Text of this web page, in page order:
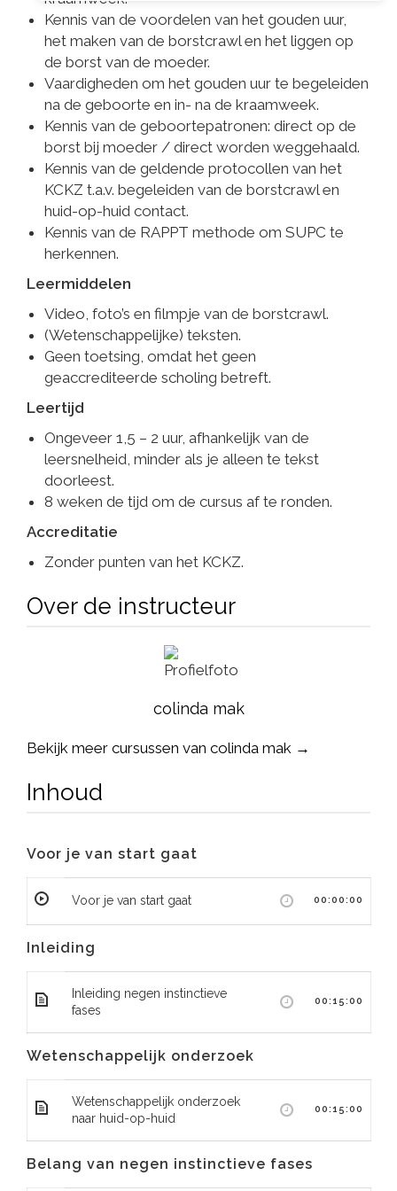
Kennis van de voordelen van het gouden uur,
het maken van de borstcrawl en het liggen op
de borst van de moeder.
Vaardigheden om het gouden uur te begeleiden
na de geboorte en in- na de kraamweek.
Kennis van de geboortepatronen: direct op de
borst bij moeder / direct worden weggehaald.
Kennis van de geldende protocollen van het
KCKZ t.a.v. begeleiden van de borstcrawl en
huid-op-huid contact.
Kennis van de RAPPT methode om SUPC te
herkennen.
Leermiddelen
Video, foto’s en filmpje van de borstcrawl.
(Wetenschappelijke) teksten.
Geen toetsing, omdat het geen
geaccrediteerde scholing betreft.
Leertijd
Ongeveer 1,5 – 2 uur, afhankelijk van de
leersnelheid, minder als je alleen te tekst
doorleest.
8 weken de tijd om de cursus af te ronden.
Accreditatie
Zonder punten van het KCKZ.
Over de instructeur
colinda mak
Bekijk meer cursussen van colinda mak →
Inhoud
Voor je van start gaat
Voor je van start gaat 00:00:00
Inleiding
Inleiding negen instinctieve
fases
00:15:00
Wetenschappelijk onderzoek
Wetenschappelijk onderzoek
naar huid-op-huid
00:15:00
Belang van negen instinctieve fases